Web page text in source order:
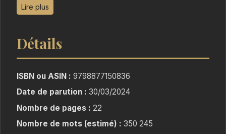
s'amplifie, les blessures d'enfance
ressurgissent. Les questionnements sur le sens
fuyant loin, enTanzanie, qu'elle va se découvrir
et révéler ses talents. Marius est perdu,
Leur relation va-t'elle résister à cette tornade?
Lire plus
Détails
ISBN ou ASIN : 9798877150836
Date de parution : 30/03/2024
Nombre de pages : 22
Nombre de mots (estimé) : 350 245